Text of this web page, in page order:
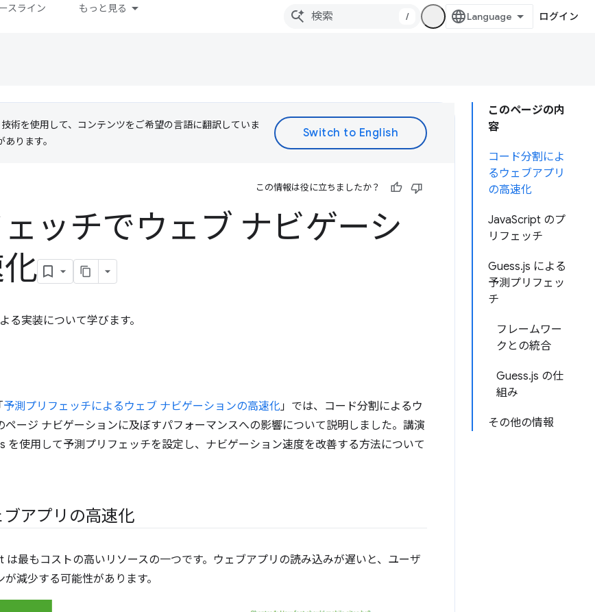
スライン もっと見る
/ ログイン
このページの内
容
コード分割によ
るウェブアプリ
の高速化
JavaScript のプ
リフェッチ
Guess.js による
予測プリフェッ
チ
フレームワー
クとの統合
Guess.js の仕
組み
その他の情報
術を使用して、コンテンツをご希望の言語に翻訳していま
ります。
この情報は役に立ちましたか？
ッチでウェブ ナビゲーシ
る実装について学びます。
予測プリフェッチによるウェブ ナビゲーションの高速化」では、コード分割によるウ
ページ ナビゲーションに及ぼすパフォーマンスへの影響について説明しました。講演
を使用して予測プリフェッチを設定し、ナビゲーション速度を改善する方法について
アプリの高速化
最もコストの高いリソースの一つです。ウェブアプリの読み込みが遅いと、ユーザ
減少する可能性があります。